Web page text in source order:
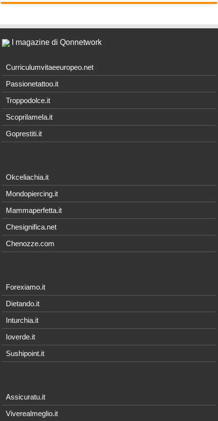
I magazine di Qonnetwork
Curriculumvitaeeuropeo.net
Passionetattoo.it
Troppodolce.it
Scoprilamela.it
Goprestiti.it
Okceliachia.it
Mondopiercing.it
Mammaperfetta.it
Chesignifica.net
Chenozze.com
Forexiamo.it
Dietando.it
Inturchia.it
Ioverde.it
Sushipoint.it
Assicuratu.it
Viverealmeglio.it